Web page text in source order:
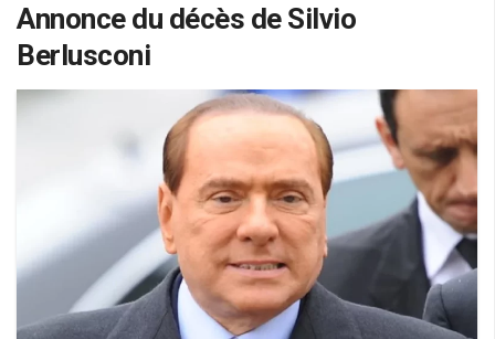
Annonce du décès de Silvio
Berlusconi